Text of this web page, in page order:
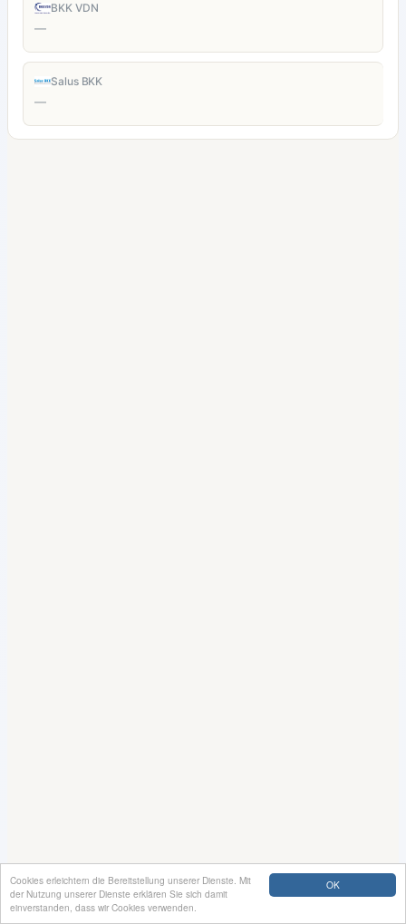
OK
Cookies erleichtern die Bereitstellung unserer Dienste. Mit
der Nutzung unserer Dienste erklären Sie sich damit
einverstanden, dass wir Cookies verwenden.
BKK VDN
—
Salus BKK
—